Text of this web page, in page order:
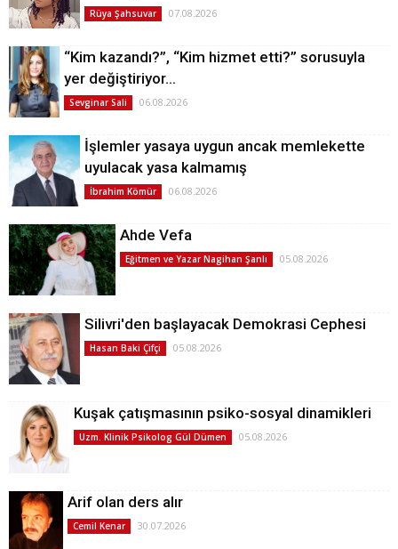
Rüya Şahsuvar 07.08.2026
“Kim kazandı?”, “Kim hizmet etti?” sorusuyla
yer değiştiriyor…
Sevginar Sali 06.08.2026
İşlemler yasaya uygun ancak memlekette
uyulacak yasa kalmamış
İbrahim Kömür 06.08.2026
Ahde Vefa
Eğitmen ve Yazar Nagihan Şanlı 05.08.2026
Silivri'den başlayacak Demokrasi Cephesi
Hasan Baki Çifçi 05.08.2026
Kuşak çatışmasının psiko-sosyal dinamikleri
Uzm. Klinik Psikolog Gül Dümen 05.08.2026
Arif olan ders alır
Cemil Kenar 30.07.2026